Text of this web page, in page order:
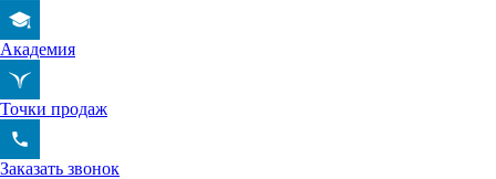
Академия
Точки продаж
Заказать звонок